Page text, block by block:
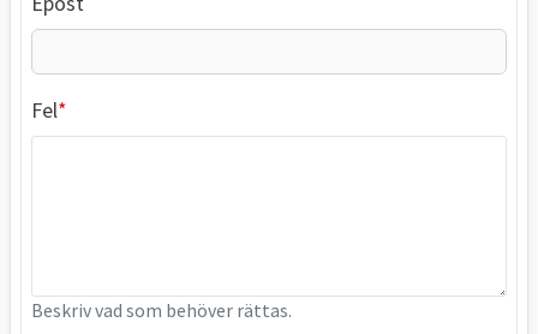
Fel
Beskriv vad som behöver rättas.